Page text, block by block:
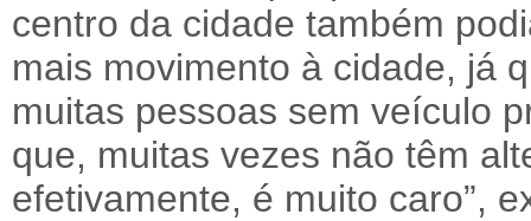
centro da cidade também
mais movimento à cidade, já
muitas pessoas sem veículo
que, muitas vezes não têm
efetivamente, é muito caro”,